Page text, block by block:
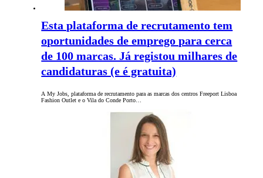
Esta plataforma de recrutamento tem
oportunidades de emprego para cerca
de 100 marcas. Já registou milhares de
candidaturas (e é gratuita)
A My Jobs, plataforma de recrutamento para as marcas dos centros Freeport Lisboa
Fashion Outlet e o Vila do Conde Porto…